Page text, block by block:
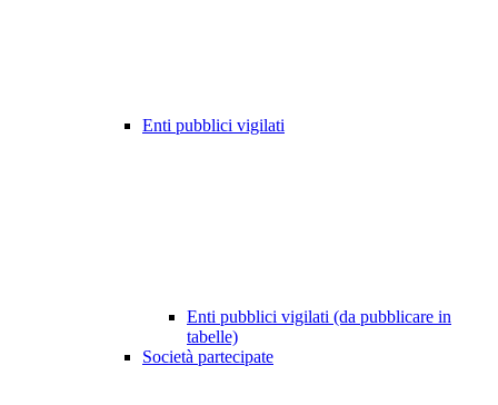
Enti pubblici vigilati
Enti pubblici vigilati (da pubblicare in
tabelle)
Società partecipate